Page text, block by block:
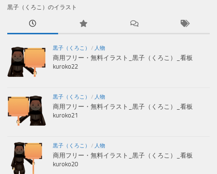
黒子（くろこ）のイラスト
黒子（くろこ） / 人物
商用フリー・無料イラスト_黒子（くろこ）_看板
kuroko22
黒子（くろこ） / 人物
商用フリー・無料イラスト_黒子（くろこ）_看板
kuroko21
黒子（くろこ） / 人物
商用フリー・無料イラスト_黒子（くろこ）_看板
kuroko20